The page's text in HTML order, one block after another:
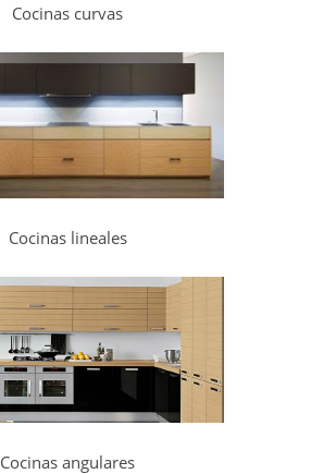
Cocinas curvas
Cocinas lineales
Cocinas angulares